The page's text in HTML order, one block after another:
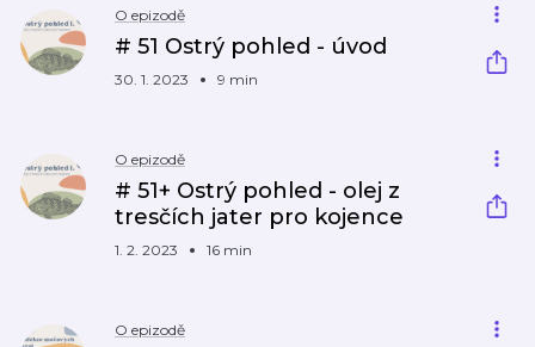
O epizodě
# 51 Ostrý pohled - úvod
30. 1. 2023 9 min
O epizodě
# 51+ Ostrý pohled - olej z
tresčích jater pro kojence
1. 2. 2023 16 min
O epizodě